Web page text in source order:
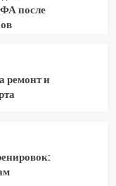
после
ремонт и